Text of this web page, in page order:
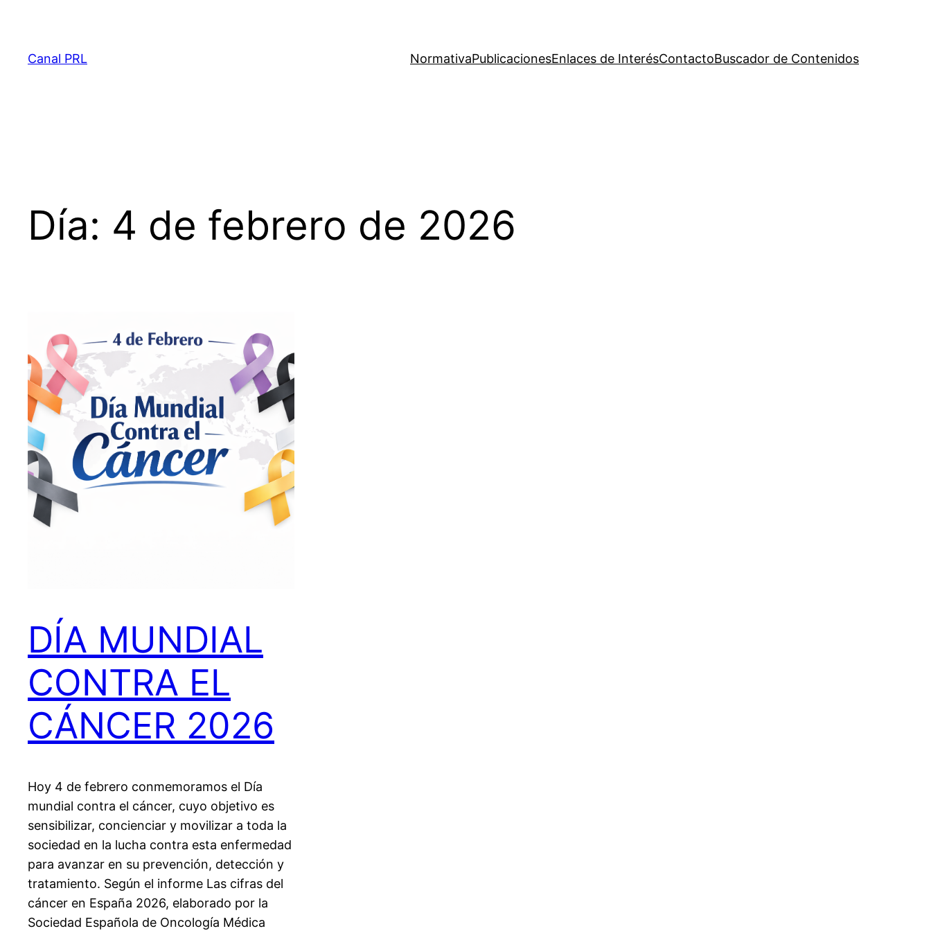
contenido
Canal PRL NormativaPublicacionesEnlaces de InterésContactoBuscador de Contenidos
Día: 4 de febrero de 2026
DÍA MUNDIAL
CONTRA EL
CÁNCER 2026
Hoy 4 de febrero conmemoramos el Día
mundial contra el cáncer, cuyo objetivo es
sensibilizar, concienciar y movilizar a toda la
sociedad en la lucha contra esta enfermedad
para avanzar en su prevención, detección y
tratamiento. Según el informe Las cifras del
cáncer en España 2026, elaborado por la
Sociedad Española de Oncología Médica